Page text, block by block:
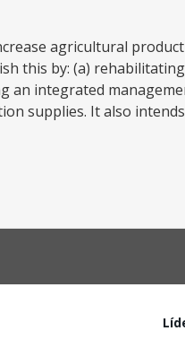
agricultural
this by: (a)
an integrated
supplies. It also